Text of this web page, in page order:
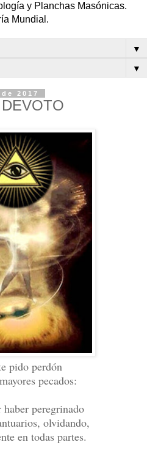
y Planchas Masónicas.
Mundial.
▼
▼
2017
pido perdón
pecados:
peregrinado
olvidando,
en todas partes.